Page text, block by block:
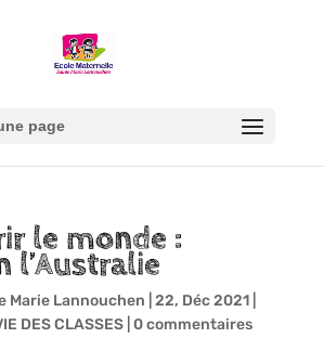
page
le monde :
l’Australie
Marie Lannouchen 22, Déc 2021|
DES CLASSES| 0 commentaires